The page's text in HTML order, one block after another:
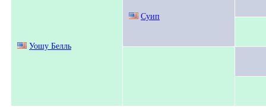
Уошу Белль
Суип